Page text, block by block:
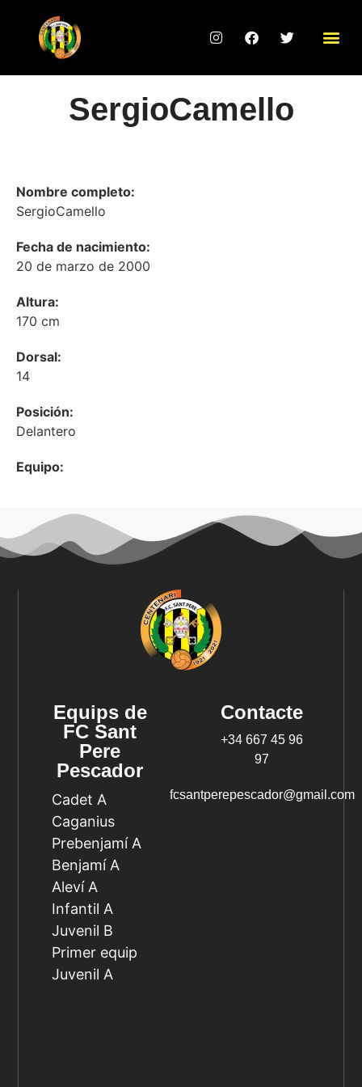
SergioCamello
Nombre completo:
SergioCamello
Fecha de nacimiento:
20 de marzo de 2000
Altura:
170 cm
Dorsal:
14
Posición:
Delantero
Equipo:
Equips de
FC Sant
Pere
Pescador
Cadet A
Caganius
Prebenjamí A
Benjamí A
Aleví A
Infantil A
Juvenil B
Primer equip
Juvenil A
Contacte
+34 667 45 96
97
fcsantperepescador@gmail.com